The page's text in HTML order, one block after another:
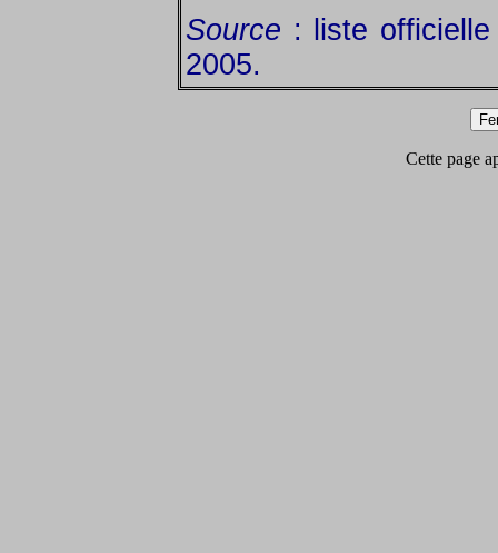
Source : liste
2005.
Cette page